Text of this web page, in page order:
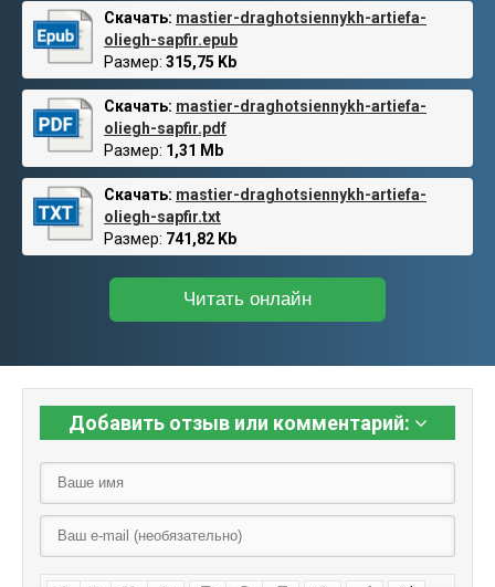
Скачать: mastier-draghotsiennykh-artiefa-
oliegh-sapfir.epub
Размер: 315,75 Kb
Скачать: mastier-draghotsiennykh-artiefa-
oliegh-sapfir.pdf
Размер: 1,31 Mb
Скачать: mastier-draghotsiennykh-artiefa-
oliegh-sapfir.txt
Размер: 741,82 Kb
Читать онлайн
Добавить отзыв или комментарий: